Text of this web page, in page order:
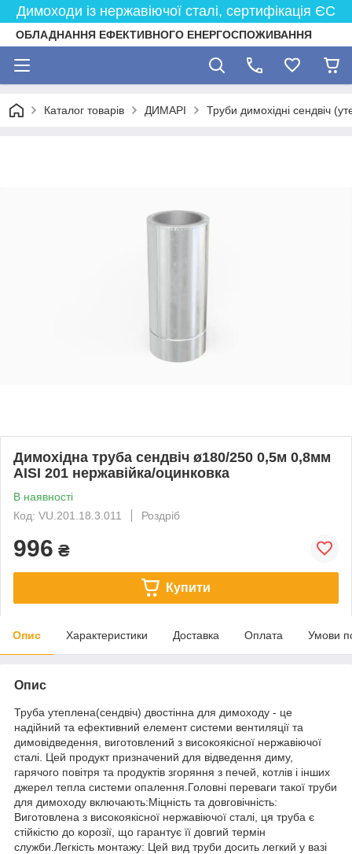
Димоходи із нержавіючої сталі, сертифікація ЄС
ОБЛАДНАННЯ ЕФЕКТИВНОГО ЕНЕРГОСПОЖИВАННЯ
Каталог товарів ДИМАРІ Труби димохідні сендвіч
Димохідна труба сендвіч ø180/250 0,5м 0,8мм
AISI 201 нержавійка/оцинковка
В наявності
Код: VU.201.18.3.011
Роздріб
996 ₴
Купити
Опис Характеристики Доставка Оплата Умови
Опис
Труба утеплена(сендвіч) двостінна для димоходу - це
надійний та ефективний елемент системи вентиляції та
димовідведення, виготовлений з високоякісної нержавіючої
сталі. Цей продукт призначений для відведення диму,
гарячого повітря та продуктів згоряння з печей, котлів і інших
джерел тепла системи опалення.Головні переваги такої труби
для димоходу включають:Міцність та довговічність:
Виготовлена з високоякісної нержавіючої сталі, ця труба є
стійкістю до корозії, що гарантує її довгий термін
служби.Легкість монтажу: Цей вид труби досить легкий у вазі